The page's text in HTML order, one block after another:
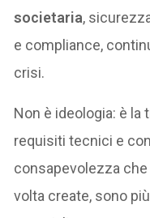
societaria,
e compliance,
crisi.
Non è ideologia: è la
requisiti tecnici e
consapevolezza
volta create, sono